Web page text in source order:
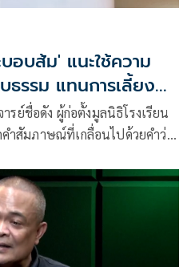
อบส้ม' แนะใช้ความ
รรม แทนการเลี้ยง
รย์ชื่อดัง ผู้ก่อตั้งมูลนิธิโรงเรียน
ำสัมภาษณ์ที่เกลื่อนไปด้วยคำว่า